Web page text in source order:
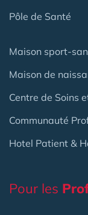
Pôle de Santé
Maison sport-
Maison de
Centre de Soins
Communauté
Hotel Patient &
Pour les